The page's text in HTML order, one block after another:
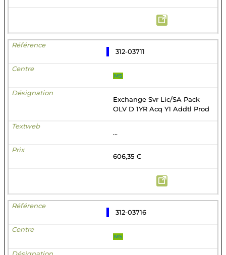
312-03711
MS
Exchange Svr Lic/SA Pack
OLV D 1YR Acq Y1 Addtl Prod
...
606,35 €
312-03716
MS